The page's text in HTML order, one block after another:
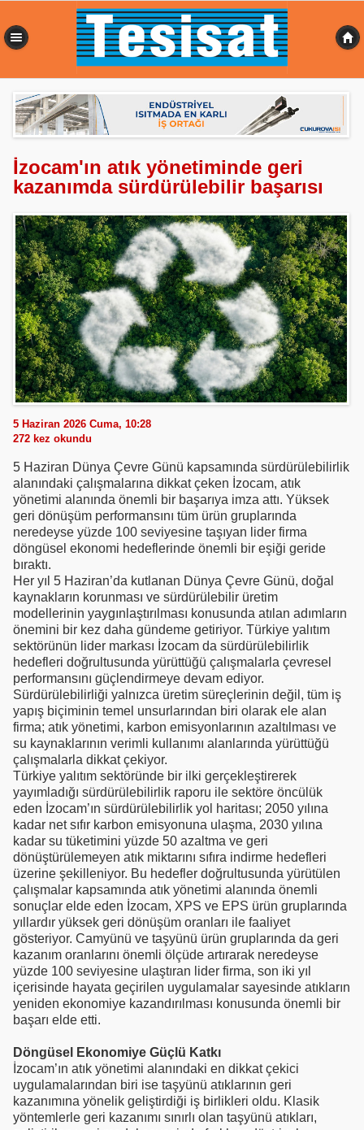
İzocam'ın atık yönetiminde geri
kazanımda sürdürülebilir başarısı
5 Haziran 2026 Cuma, 10:28
272 kez okundu
5 Haziran Dünya Çevre Günü kapsamında sürdürülebilirlik
alanındaki çalışmalarına dikkat çeken İzocam, atık
yönetimi alanında önemli bir başarıya imza attı. Yüksek
geri dönüşüm performansını tüm ürün gruplarında
neredeyse yüzde 100 seviyesine taşıyan lider firma
döngüsel ekonomi hedeflerinde önemli bir eşiği geride
bıraktı.
Her yıl 5 Haziran’da kutlanan Dünya Çevre Günü, doğal
kaynakların korunması ve sürdürülebilir üretim
modellerinin yaygınlaştırılması konusunda atılan adımların
önemini bir kez daha gündeme getiriyor. Türkiye yalıtım
sektörünün lider markası İzocam da sürdürülebilirlik
hedefleri doğrultusunda yürüttüğü çalışmalarla çevresel
performansını güçlendirmeye devam ediyor.
Sürdürülebilirliği yalnızca üretim süreçlerinin değil, tüm iş
yapış biçiminin temel unsurlarından biri olarak ele alan
firma; atık yönetimi, karbon emisyonlarının azaltılması ve
su kaynaklarının verimli kullanımı alanlarında yürüttüğü
çalışmalarla dikkat çekiyor.
Türkiye yalıtım sektöründe bir ilki gerçekleştirerek
yayımladığı sürdürülebilirlik raporu ile sektöre öncülük
eden İzocam’ın sürdürülebilirlik yol haritası; 2050 yılına
kadar net sıfır karbon emisyonuna ulaşma, 2030 yılına
kadar su tüketimini yüzde 50 azaltma ve geri
dönüştürülemeyen atık miktarını sıfıra indirme hedefleri
üzerine şekilleniyor. Bu hedefler doğrultusunda yürütülen
çalışmalar kapsamında atık yönetimi alanında önemli
sonuçlar elde eden İzocam, XPS ve EPS ürün gruplarında
yıllardır yüksek geri dönüşüm oranları ile faaliyet
gösteriyor. Camyünü ve taşyünü ürün gruplarında da geri
kazanım oranlarını önemli ölçüde artırarak neredeyse
yüzde 100 seviyesine ulaştıran lider firma, son iki yıl
içerisinde hayata geçirilen uygulamalar sayesinde atıkların
yeniden ekonomiye kazandırılması konusunda önemli bir
başarı elde etti.
Döngüsel Ekonomiye Güçlü Katkı
İzocam’ın atık yönetimi alanındaki en dikkat çekici
uygulamalarından biri ise taşyünü atıklarının geri
kazanımına yönelik geliştirdiği iş birlikleri oldu. Klasik
yöntemlerle geri kazanımı sınırlı olan taşyünü atıkları,
0,363 sn